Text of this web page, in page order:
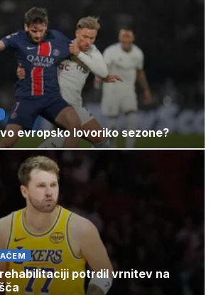
evropsko lovoriko sezone?
potrdil vrnitev na